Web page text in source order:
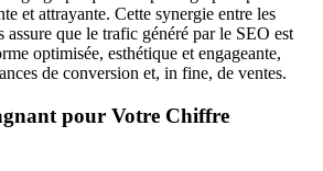
et attrayante. Cette synergie entre les
assure que le trafic généré par le SEO est
optimisée, esthétique et engageante,
de conversion et, in fine, de ventes.
pour Votre Chiffre